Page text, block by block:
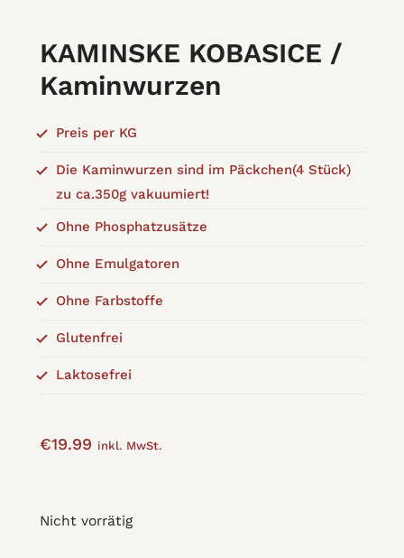
KAMINSKE KOBASICE /
Kaminwurzen
Preis per KG
Die Kaminwurzen sind im Päckchen(4 Stück)
zu ca.350g vakuumiert!
Ohne Phosphatzusätze
Ohne Emulgatoren
Ohne Farbstoffe
Glutenfrei
Laktosefrei
€19.99 inkl. MwSt.
Nicht vorrätig